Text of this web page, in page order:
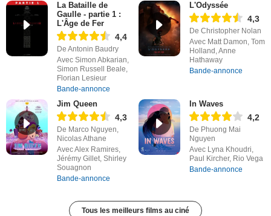
La Bataille de
Gaulle - partie 1 :
L'Âge de Fer
4,4
De Antonin Baudry
Avec Simon Abkarian,
Simon Russell Beale,
Florian Lesieur
Bande-annonce
L'Odyssée
4,3
De Christopher Nolan
Avec Matt Damon, Tom
Holland, Anne
Hathaway
Bande-annonce
Jim Queen
4,3
De Marco Nguyen,
Nicolas Athane
Avec Alex Ramires,
Jérémy Gillet, Shirley
Souagnon
Bande-annonce
In Waves
4,2
De Phuong Mai
Nguyen
Avec Lyna Khoudri,
Paul Kircher, Rio Vega
Bande-annonce
Tous les meilleurs films au ciné